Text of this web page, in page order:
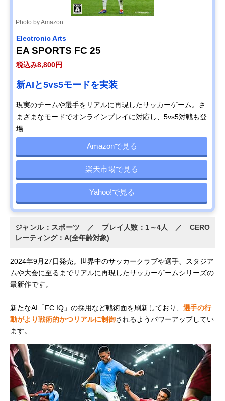
Photo by Amazon
Electronic Arts
EA SPORTS FC 25
税込み8,800円
新AIと5vs5モードを実装
現実のチームや選手をリアルに再現したサッカーゲーム。さ
まざまなモードでオンラインプレイに対応し、5vs5対戦も登
場
Amazonで見る
楽天市場で見る
Yahoo!で見る
ジャンル：スポーツ ／ プレイ人数：1～4人 ／ CERO
レーティング：A(全年齢対象)
2024年9月27日発売。世界中のサッカークラブや選手、スタジア
ムや大会に至るまでリアルに再現したサッカーゲームシリーズの
最新作です。
新たなAI「FC IQ」の採用など戦術面を刷新しており、 選手の行
動がより戦術的かつリアルに制御されるようパワーアップしてい
ます。